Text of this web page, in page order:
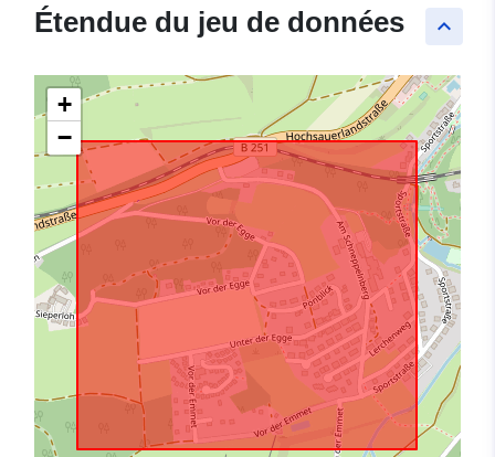
keyboard_arrow_up
Étendue du jeu de données
+
−